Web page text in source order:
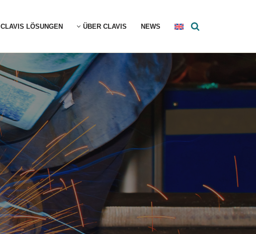
CLAVIS LÖSUNGEN ÜBER CLAVIS NEWS